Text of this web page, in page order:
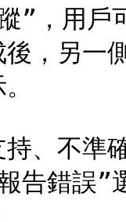
”，用
，另一
、不準
告錯誤”